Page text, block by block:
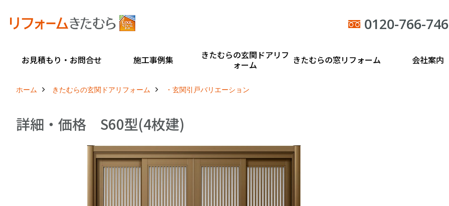
0120-766-746
お見積もり・お問合せ 施工事例集
きたむらの玄関ドアリフ
ォーム
きたむらの窓リフォーム 会社案内
ホーム きたむらの玄関ドアリフォーム ・玄関引戸バリエーション
詳細・価格 S60型(4枚建)